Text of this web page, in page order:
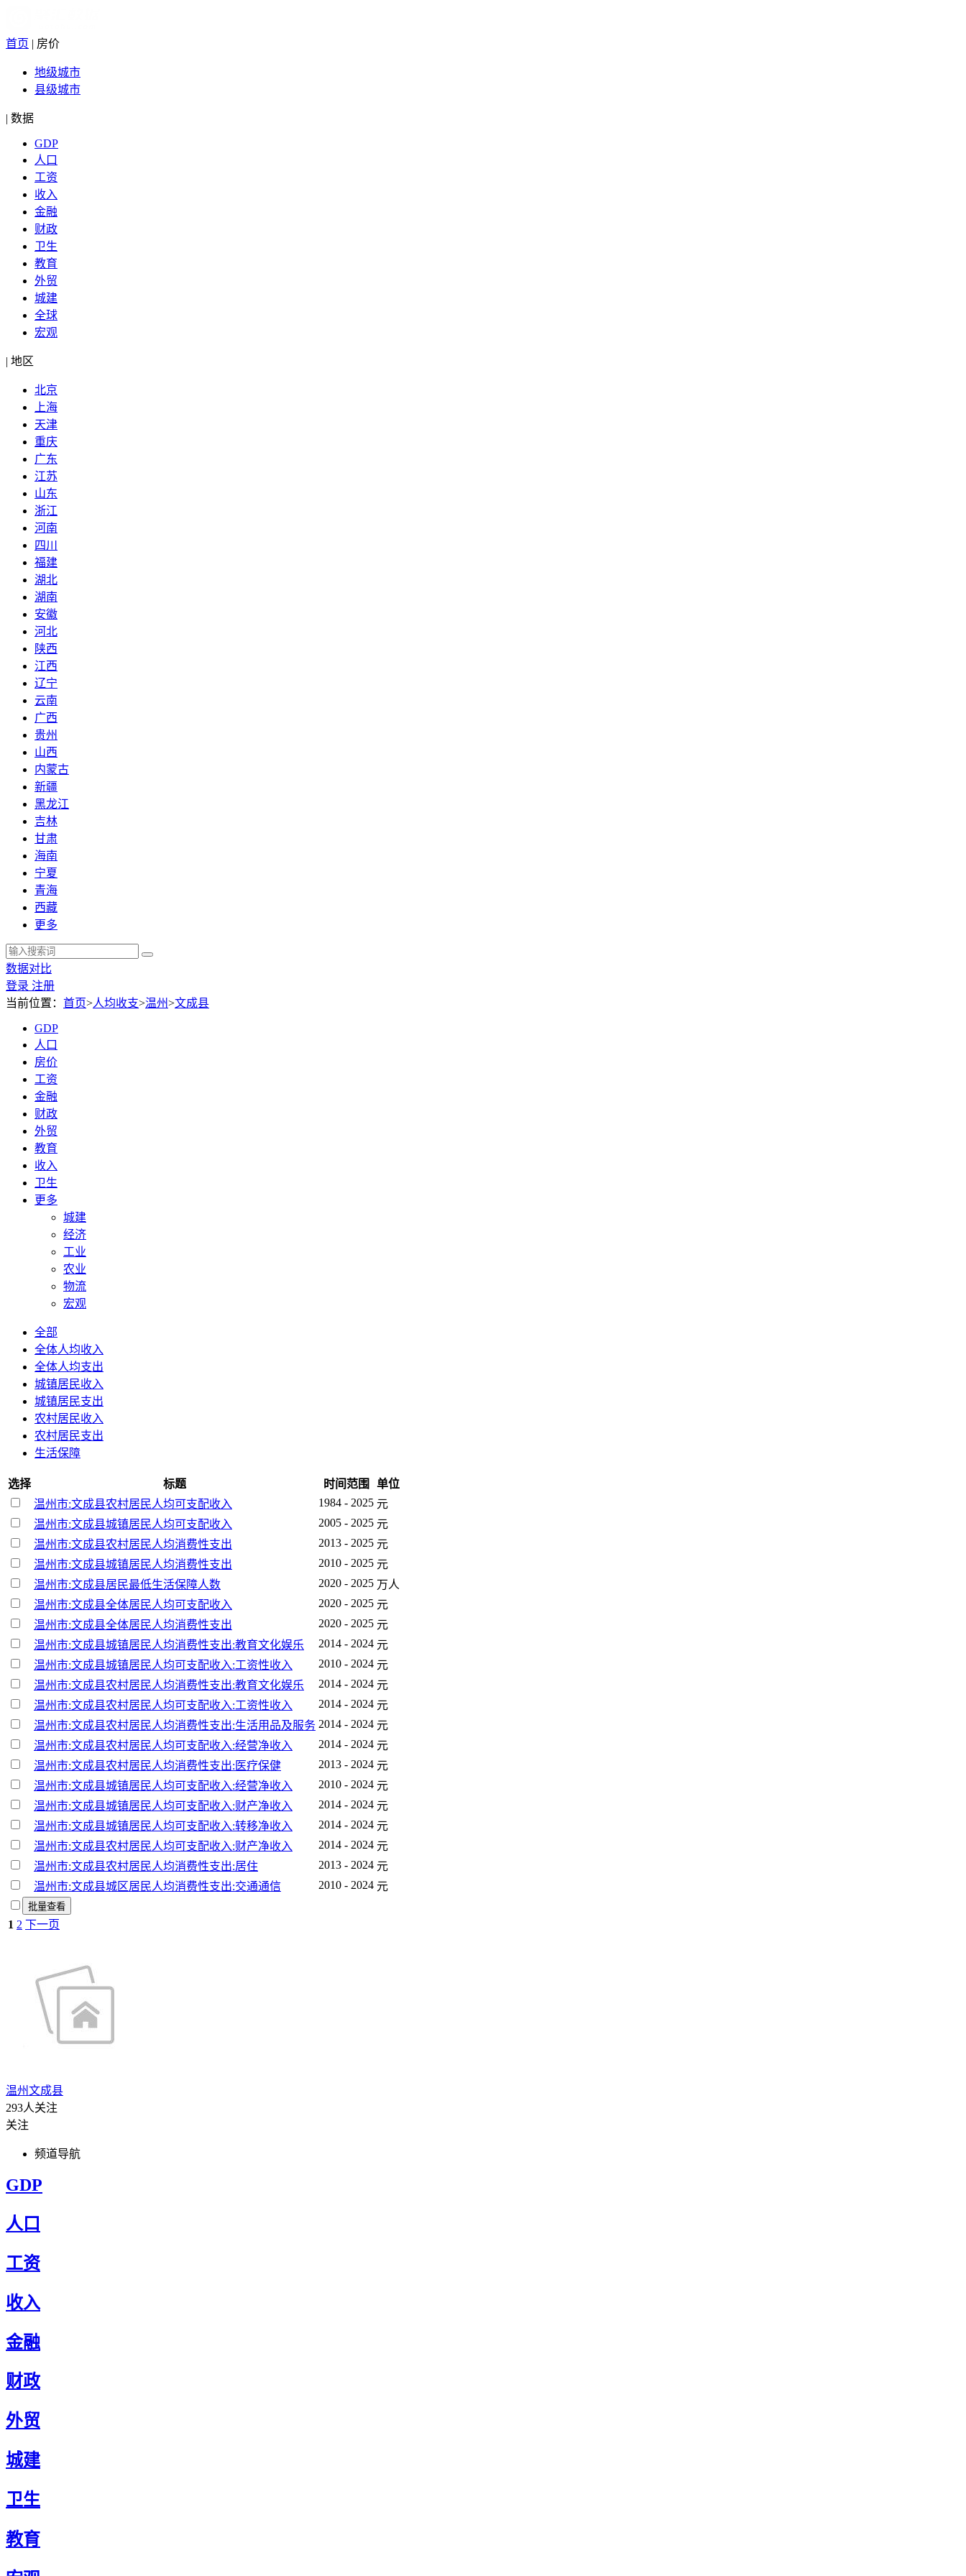
首页 | 房价
地级城市
县级城市
| 数据
GDP
人口
工资
收入
金融
财政
卫生
教育
外贸
城建
全球
宏观
| 地区
北京
上海
天津
重庆
广东
江苏
山东
浙江
河南
四川
福建
湖北
湖南
安徽
河北
陕西
江西
辽宁
云南
广西
贵州
山西
内蒙古
新疆
黑龙江
吉林
甘肃
海南
宁夏
青海
西藏
更多
数据对比
登录 注册
当前位置： 首页>人均收支>温州>文成县
GDP
人口
房价
工资
金融
财政
外贸
教育
收入
卫生
更多
城建
经济
工业
农业
物流
宏观
全部
全体人均收入
全体人均支出
城镇居民收入
城镇居民支出
农村居民收入
农村居民支出
生活保障
选择 标题 时间范围
单位
温州市:文成县农村居民人均可支配收入
1984 - 2025 元
温州市:文成县城镇居民人均可支配收入
2005 - 2025 元
温州市:文成县农村居民人均消费性支出
2013 - 2025 元
温州市:文成县城镇居民人均消费性支出
2010 - 2025 元
温州市:文成县居民最低生活保障人数
2020 - 2025 万人
温州市:文成县全体居民人均可支配收入
2020 - 2025 元
温州市:文成县全体居民人均消费性支出
2020 - 2025 元
温州市:文成县城镇居民人均消费性支出:教育文化娱乐
2014 - 2024 元
温州市:文成县城镇居民人均可支配收入:工资性收入
2010 - 2024 元
温州市:文成县农村居民人均消费性支出:教育文化娱乐
2014 - 2024 元
温州市:文成县农村居民人均可支配收入:工资性收入
2014 - 2024 元
温州市:文成县农村居民人均消费性支出:生活用品及服务 2014 - 2024 元
温州市:文成县农村居民人均可支配收入:经营净收入
2014 - 2024 元
温州市:文成县农村居民人均消费性支出:医疗保健
2013 - 2024 元
温州市:文成县城镇居民人均可支配收入:经营净收入
2010 - 2024 元
温州市:文成县城镇居民人均可支配收入:财产净收入
2014 - 2024 元
温州市:文成县城镇居民人均可支配收入:转移净收入
2014 - 2024 元
温州市:文成县农村居民人均可支配收入:财产净收入
2014 - 2024 元
温州市:文成县农村居民人均消费性支出:居住
2013 - 2024 元
温州市:文成县城区居民人均消费性支出:交通通信
2010 - 2024 元
批量查看
1 2 下一页
温州文成县
293人关注
关注
频道导航
GDP
人口
工资
收入
金融
财政
外贸
城建
卫生
教育